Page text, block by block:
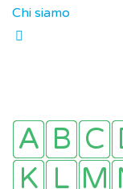
Chi siamo